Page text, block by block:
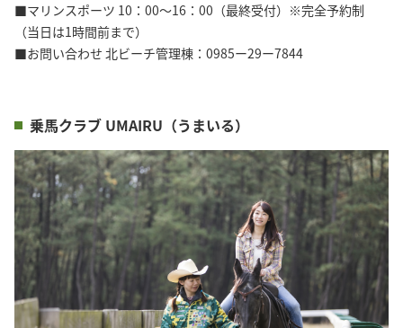
■マリンスポーツ 10：00～16：00（最終受付）※完全予約制
（当日は1時間前まで）
■お問い合わせ 北ビーチ管理棟：0985ー29ー7844
乗馬クラブ UMAIRU（うまいる）